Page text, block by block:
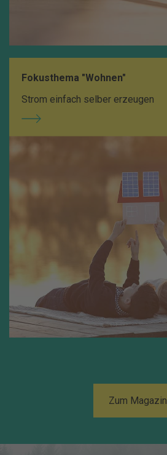
Fokusthema "Wohnen"
Strom einfach selber erzeugen
Zum Magazin